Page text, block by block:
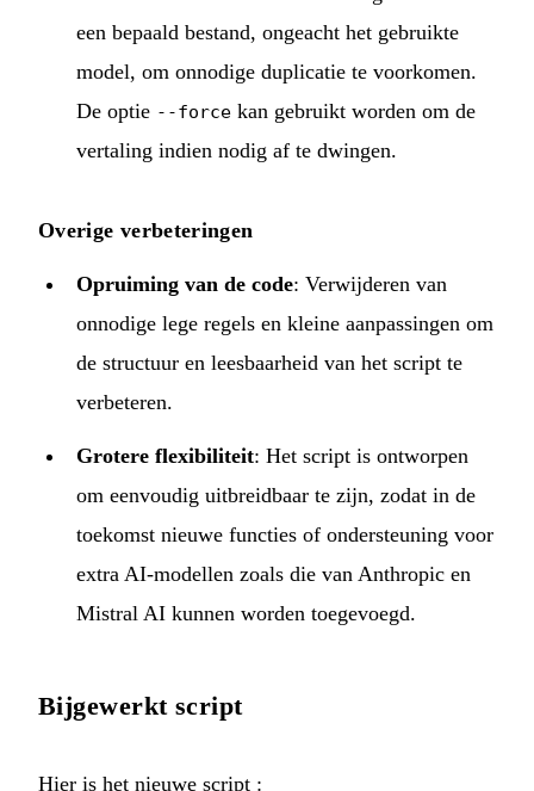
een bepaald bestand, ongeacht het gebruikte
model, om onnodige duplicatie te voorkomen.
De optie --force kan gebruikt worden om de
vertaling indien nodig af te dwingen.
Overige verbeteringen
Opruiming van de code: Verwijderen van
onnodige lege regels en kleine aanpassingen om
de structuur en leesbaarheid van het script te
verbeteren.
Grotere flexibiliteit: Het script is ontworpen
om eenvoudig uitbreidbaar te zijn, zodat in de
toekomst nieuwe functies of ondersteuning voor
extra AI-modellen zoals die van Anthropic en
Mistral AI kunnen worden toegevoegd.
Bijgewerkt script
Hier is het nieuwe script :